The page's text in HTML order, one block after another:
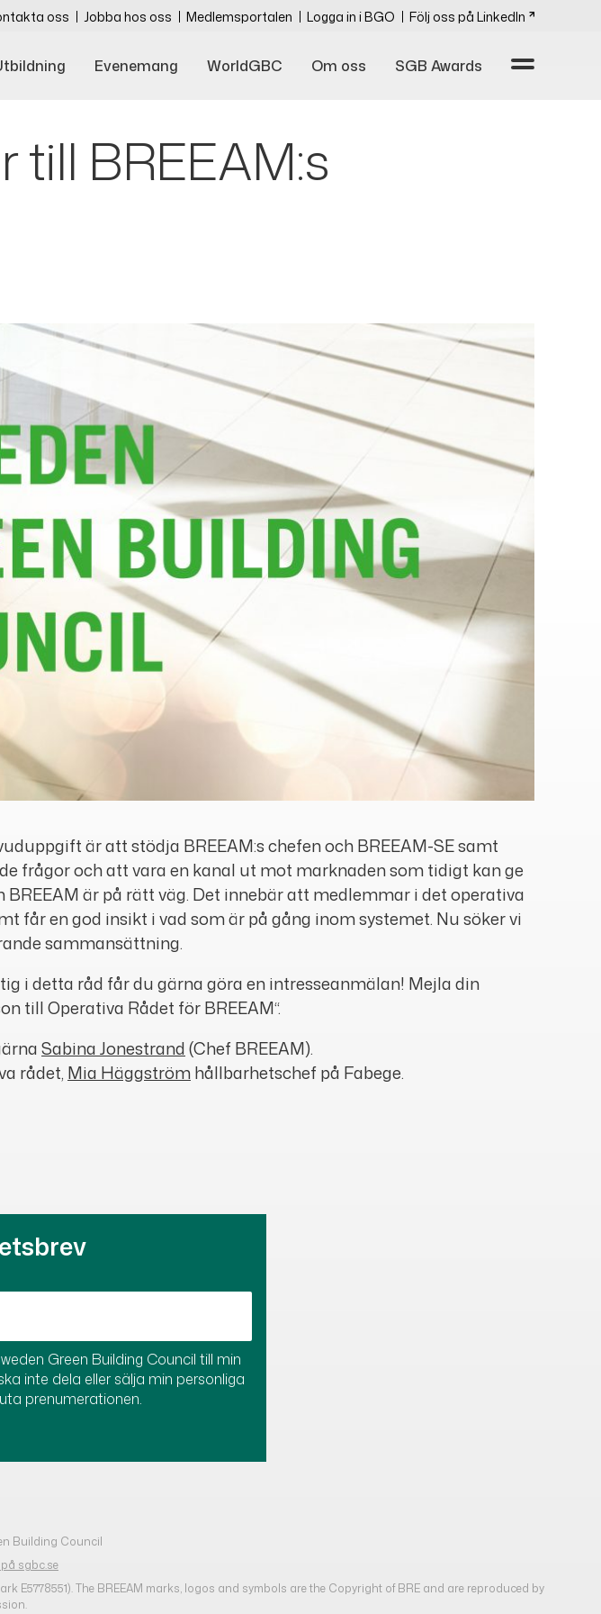
oss Jobba hos oss Medlemsportalen Logga in i BGO Följ oss på LinkedIn
Evenemang WorldGBC Om oss SGB Awards
BREEAM:s
är att stödja BREEAM:s chefen och BREEAM-SE samt
frågor och att vara en kanal ut mot marknaden som tidigt kan ge
är på rätt väg. Det innebär att medlemmar i det operativa
en god insikt i vad som är på gång inom systemet. Nu söker vi
sammansättning.
i detta råd får du gärna göra en intresseanmälan! Mejla din
till Operativa Rådet för BREEAM“.
Sabina Jonestrand(Chef BREEAM).
rådet, Mia Häggströmhållbarhetschef på Fabege.
Green Building Council till min
inte dela eller sälja min personliga
prenumerationen.
Building Council
sgbc.se
E5778551). The BREEAM marks, logos and symbols are the Copyright of BRE and are reproduced by